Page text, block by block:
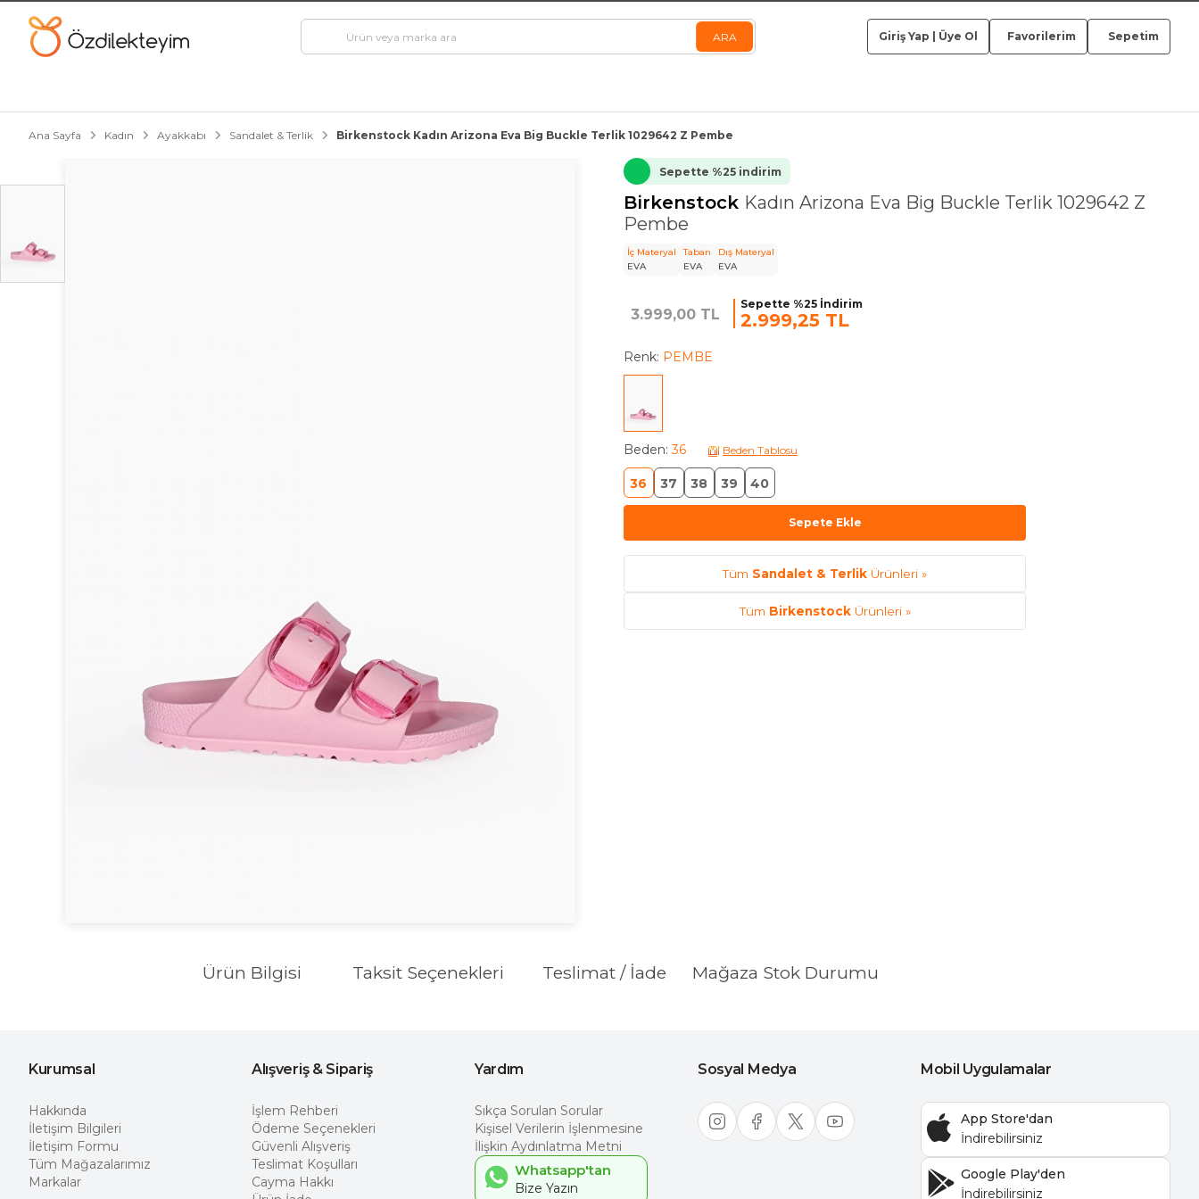
Giriş Yap Üye Ol Favorilerim Sepetim
Ana Sayfa Kadın Ayakkabı Sandalet & Terlik Birkenstock Kadın Arizona Eva Big Buckle Terlik 1029642 Z Pembe
Sepette %25 indirim
Birkenstock Kadın Arizona Eva Big Buckle Terlik 1029642 Z
Pembe
İç Materyal
EVA
Taban
EVA
Dış Materyal
EVA
3.999,00 TL
Sepette %25 İndirim
2.999,25 TL
Renk: PEMBE
Beden:36 Beden Tablosu
36 37 38 39 40
Sepete Ekle
Tüm Sandalet & Terlik Ürünleri »
Tüm BirkenstockÜrünleri »
Ürün Bilgisi Taksit Seçenekleri Teslimat / İade Mağaza Stok Durumu
Kurumsal
Hakkında
İletişim Bilgileri
İletişim Formu
Tüm Mağazalarımız
Markalar
Alışveriş & Sipariş
İşlem Rehberi
Ödeme Seçenekleri
Güvenli Alışveriş
Teslimat Koşulları
Cayma Hakkı
Yardım
Sıkça Sorulan Sorular
Kişisel Verilerin İşlenmesine
İlişkin Aydınlatma Metni
Whatsapp'tan
Sosyal Medya Mobil Uygulamalar
App Store'dan
Google Play'den